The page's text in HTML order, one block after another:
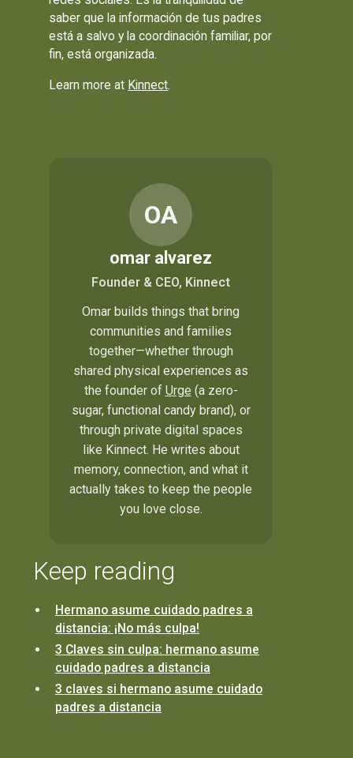
saber que la información de tus padres
está a salvo y la coordinación familiar, por
fin, está organizada.
Learn more at Kinnect.
OA
omar alvarez
Founder & CEO, Kinnect
Omar builds things that bring
communities and families
together—whether through
shared physical experiences as
the founder of Urge (a zero-
sugar, functional candy brand), or
through private digital spaces
like Kinnect. He writes about
memory, connection, and what it
actually takes to keep the people
you love close.
Keep reading
Hermano asume cuidado padres a
distancia: ¡No más culpa!
3 Claves sin culpa: hermano asume
cuidado padres a distancia
3 claves si hermano asume cuidado
padres a distancia